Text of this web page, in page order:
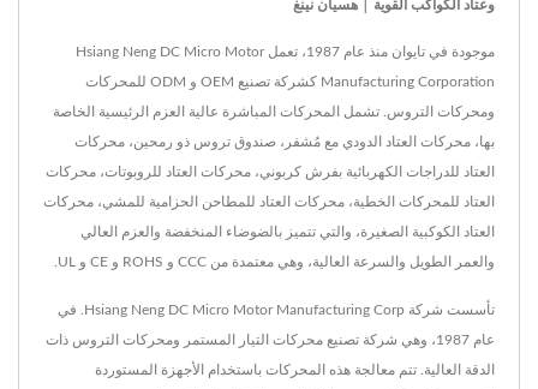
وعتاد الكواكب القوية | هسيان نينغ
موجودة في تايوان منذ عام 1987، تعمل Hsiang Neng DC Micro Motor
Manufacturing Corporation كشركة تصنيع OEM و ODM للمحركات
ومحركات التروس. تشمل المحركات المباشرة عالية العزم الرئيسية الخاصة
بها، محركات العتاد الدودي مع مُشفر، صندوق تروس ذو رمحين، محركات
العتاد للدراجات الكهربائية بفرش كربوني، محركات العتاد للروبوتات، محركات
العتاد للمحركات الخطية، محركات العتاد للمطاحن الحزامية للمشي، محركات
العتاد الكوكبية الصغيرة، والتي تتميز بالضوضاء المنخفضة والعزم العالي
والعمر الطويل والسرعة العالية، وهي معتمدة من CCC و ROHS و CE و UL.
تأسست شركة Hsiang Neng DC Micro Motor Manufacturing Corp. في
عام 1987، وهي شركة تصنيع محركات التيار المستمر ومحركات التروس ذات
الدقة العالية. تتم معالجة هذه المحركات باستخدام الأجهزة المستوردة